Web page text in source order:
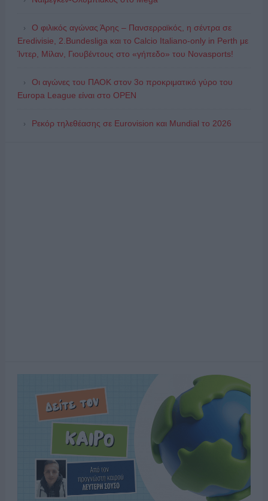
Ο φιλικός αγώνας Άρης – Πανσερραϊκός, η σέντρα σε
Eredivisie, 2.Bundesliga και το Calcio Italiano-only in Perth με
Ίντερ, Μίλαν, Γιουβέντους στο «γήπεδο» του Novasports!
Οι αγώνες του ΠΑΟΚ στον 3ο προκριματικό γύρο του
Europa League είναι στο OPEN
Ρεκόρ τηλεθέασης σε Eurovision και Mundial το 2026